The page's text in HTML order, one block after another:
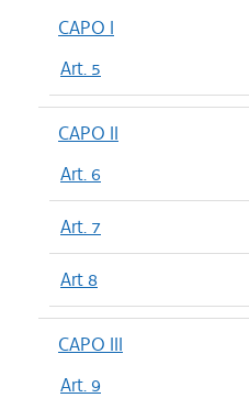
CAPO I
Art. 5
CAPO II
Art. 6
Art. 7
Art 8
CAPO III
Art. 9